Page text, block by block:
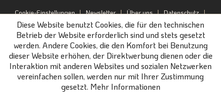
Cookie-Einstellungen Newsletter Über uns
Datenschutz
Impressum
B2B-Portal
Diese Website benutzt Cookies, die für den technischen
Betrieb der Website erforderlich sind und stets gesetzt
werden. Andere Cookies, die den Komfort bei Benutzung
dieser Website erhöhen, der Direktwerbung dienen oder die
Interaktion mit anderen Websites und sozialen Netzwerken
vereinfachen sollen, werden nur mit Ihrer Zustimmung
gesetzt. Mehr Informationen